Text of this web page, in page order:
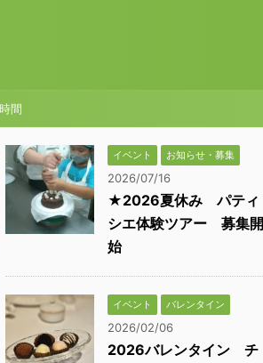
間
イベント お知らせ・募集
2026/07/16
★2026夏休み パティ
シエ体験ツアー 募集開
始
イベント バレンタイン
2026/02/06
2026バレンタイン チ